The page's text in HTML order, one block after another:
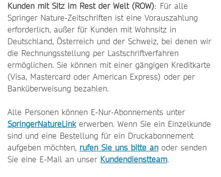
Kunden mit Sitz im Rest der Welt (ROW): Für alle
Springer Nature-Zeitschriften ist eine Vorauszahlung
erforderlich, außer für Kunden mit Wohnsitz in
Deutschland, Österreich und der Schweiz, bei denen wir
die Rechnungsstellung per Lastschriftverfahren
ermöglichen. Sie können mit einer gängigen Kreditkarte
(Visa, Mastercard oder American Express) oder per
Banküberweisung bezahlen.
Alle Personen können E-Nur-Abonnements unter
SpringerNatureLinkerwerben. Wenn Sie ein Einzelkunde
sind und eine Bestellung für ein Druckabonnement
aufgeben möchten, rufen Sie uns bitte an oder senden
Sie eine E-Mail an unser Kundendienstteam.